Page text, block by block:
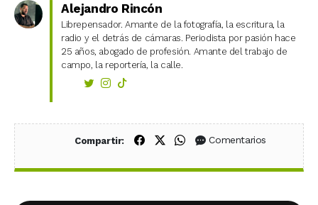
Alejandro Rincón
Librepensador. Amante de la fotografía, la escritura, la
radio y el detrás de cámaras. Periodista por pasión hace
25 años, abogado de profesión. Amante del trabajo de
campo, la reportería, la calle.
Compartir: Compartir en Facebook
Compartir en X (Twitter)
Compartir en WhatsApp
Comentarios